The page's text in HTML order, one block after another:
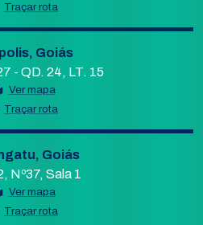
Traçar rota
Goiás
- QD. 24, LT. 15
Ver mapa
Traçar rota
Goiás
Nº37, Sala 1
Ver mapa
Traçar rota